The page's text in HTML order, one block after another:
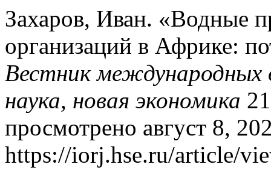
Захаров, Иван. «Водные
организаций в Африке:
Вестник международных
наука, новая экономика
просмотрено август 8,
https://iorj.hse.ru/article/